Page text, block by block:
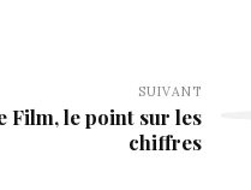
SUIVANT
Film, le point sur les
chiffres